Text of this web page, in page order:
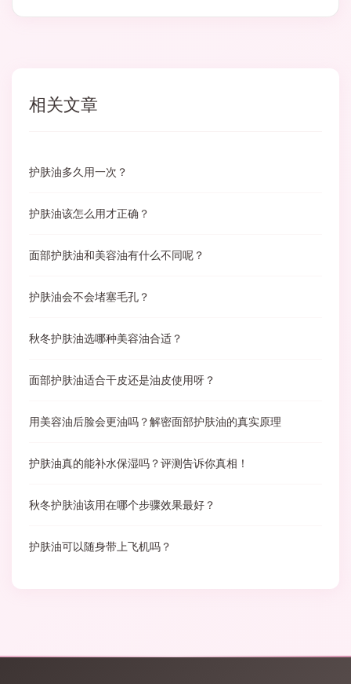
相关文章
护肤油多久用一次？
护肤油该怎么用才正确？
面部护肤油和美容油有什么不同呢？
护肤油会不会堵塞毛孔？
秋冬护肤油选哪种美容油合适？
面部护肤油适合干皮还是油皮使用呀？
用美容油后脸会更油吗？解密面部护肤油的真实原理
护肤油真的能补水保湿吗？评测告诉你真相！
秋冬护肤油该用在哪个步骤效果最好？
护肤油可以随身带上飞机吗？